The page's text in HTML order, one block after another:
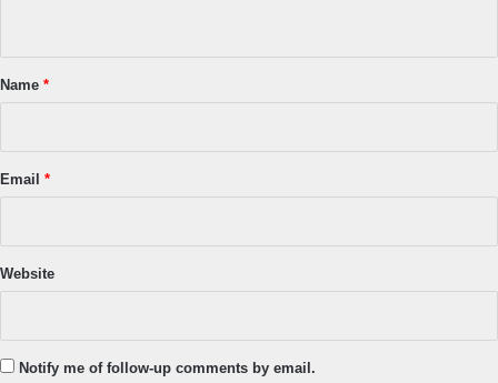
*Name *
Email *
Website
Notify me of follow-up comments by email.